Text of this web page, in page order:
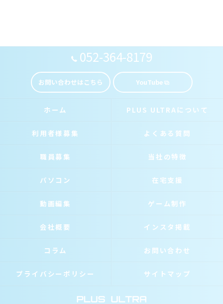
052-364-8179
お問い合わせはこちら YouTube
ホーム PLUS ULTRAについて
利用者様募集 よくある質問
職員募集 当社の特徴
パソコン 在宅支援
動画編集 ゲーム制作
会社概要 インスタ掲載
コラム お問い合わせ
プライバシーポリシー サイトマップ